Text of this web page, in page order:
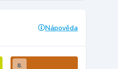
Nápověda
8.